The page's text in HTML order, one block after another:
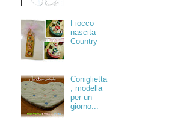
Fiocco
nascita
Country
Coniglietta
, modella
per un
giorno...